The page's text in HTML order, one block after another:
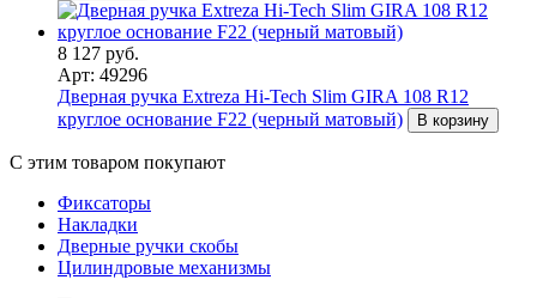
8 127 руб.
Арт: 49296
Дверная ручка Extreza Hi-Tech Slim GIRA 108 R12
круглое основание F22 (черный матовый)
В корзину
С этим товаром покупают
Фиксаторы
Накладки
Дверные ручки скобы
Цилиндровые механизмы